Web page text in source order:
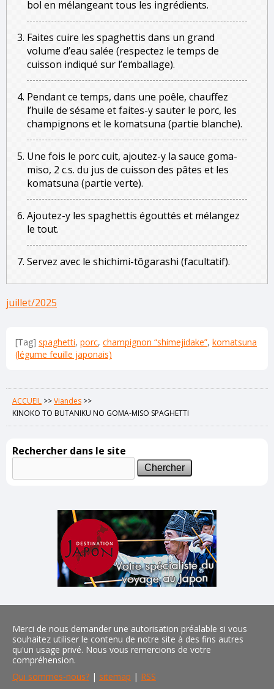
bol en mélangeant tous les ingrédients.
Faites cuire les spaghettis dans un grand
volume d’eau salée (respectez le temps de
cuisson indiqué sur l’emballage).
Pendant ce temps, dans une poêle, chauffez
l’huile de sésame et faites-y sauter le porc, les
champignons et le komatsuna (partie blanche).
Une fois le porc cuit, ajoutez-y la sauce goma-
miso, 2 c.s. du jus de cuisson des pâtes et les
komatsuna (partie verte).
Ajoutez-y les spaghettis égouttés et mélangez
le tout.
Servez avec le shichimi-tôgarashi (facultatif).
juillet/2025
[Tag] spaghetti, porc, champignon “shimejidake”, komatsuna
(légume feuille japonais)
ACCUEIL >>Viandes >>
KINOKO TO BUTANIKU NO GOMA-MISO SPAGHETTI
Rechercher dans le site
Merci de nous demander une autorisation préalable si vous
souhaitez utiliser le contenu de notre site à des fins autres
qu'un usage privé. Nous vous remercions de votre
compréhension.
Qui sommes-nous? | sitemap | RSS